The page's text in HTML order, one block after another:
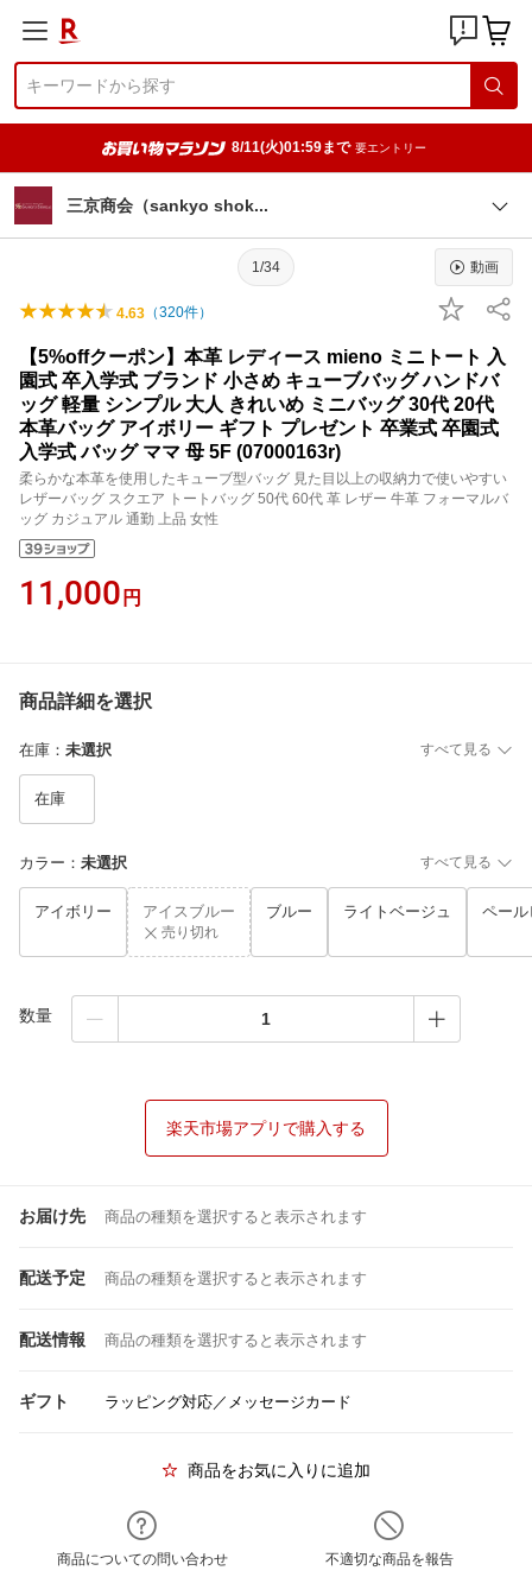
8/11(火)01:59まで 要エントリー
三京商会（sankyo shok
1/34 動画
4.63 （320件）
【5%offクーポン】本革 レディース mieno ミニトート 入
園式 卒入学式 ブランド 小さめ キューブバッグ ハンドバ
ッグ 軽量 シンプル 大人 きれいめ ミニバッグ 30代 20代
本革バッグ アイボリー ギフト プレゼント 卒業式 卒園式
入学式 バッグ ママ 母 5F (07000163r)
柔らかな本革を使用したキューブ型バッグ 見た目以上の収納力で使いやすい
レザーバッグ スクエア トートバッグ 50代 60代 革 レザー 牛革 フォーマルバ
ッグ カジュアル 通勤 上品 女性
11,000 円
商品詳細を選択
在庫 ： 未選択 すべて見る
在庫
カラー ： 未選択 すべて見る
アイボリー アイスブルー
売り切れ
ブルー ライトベージュ ペール
数量
楽天市場アプリで購入する
お届け先 商品の種類を選択すると表示されます
配送予定 商品の種類を選択すると表示されます
配送情報 商品の種類を選択すると表示されます
ギフト ラッピング対応／メッセージカード
商品をお気に入りに追加
商品についての問い合わせ 不適切な商品を報告